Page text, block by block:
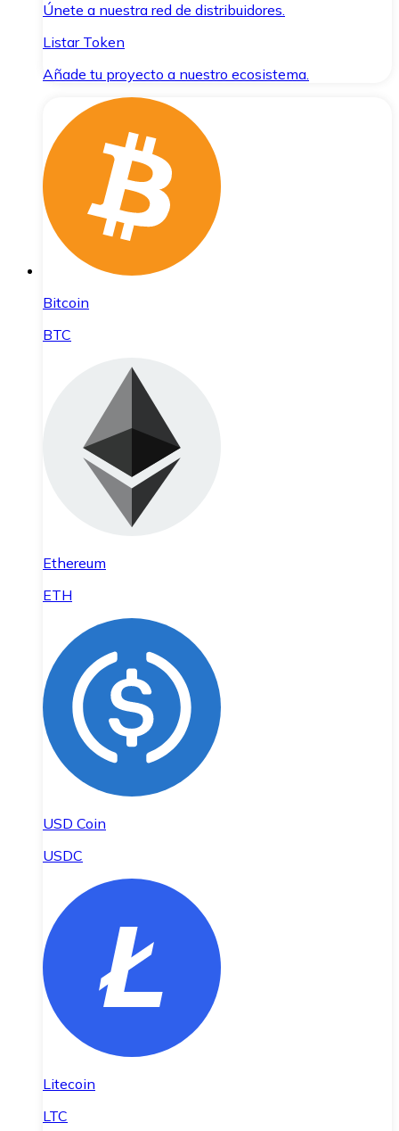
Únete a nuestra red de distribuidores.
Listar Token
Añade tu proyecto a nuestro ecosistema.
Bitcoin
BTC
Ethereum
ETH
USD Coin
USDC
Litecoin
LTC